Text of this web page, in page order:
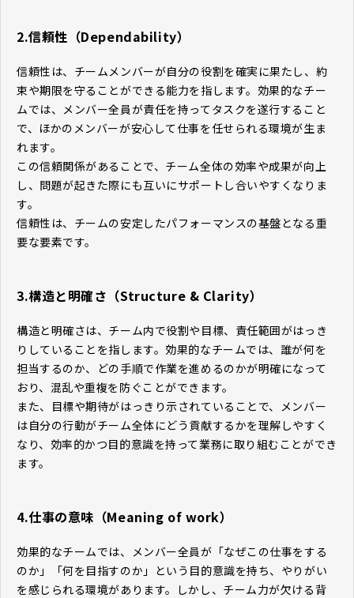
2.信頼性（Dependability）
信頼性は、チームメンバーが自分の役割を確実に果たし、約
束や期限を守ることができる能力を指します。効果的なチー
ムでは、メンバー全員が責任を持ってタスクを遂行すること
で、ほかのメンバーが安心して仕事を任せられる環境が生ま
れます。
この信頼関係があることで、チーム全体の効率や成果が向上
し、問題が起きた際にも互いにサポートし合いやすくなりま
す。
信頼性は、チームの安定したパフォーマンスの基盤となる重
要な要素です。
3.構造と明確さ（Structure & Clarity）
構造と明確さは、チーム内で役割や目標、責任範囲がはっき
りしていることを指します。効果的なチームでは、誰が何を
担当するのか、どの手順で作業を進めるのかが明確になって
おり、混乱や重複を防ぐことができます。
また、目標や期待がはっきり示されていることで、メンバー
は自分の行動がチーム全体にどう貢献するかを理解しやすく
なり、効率的かつ目的意識を持って業務に取り組むことができ
ます。
4.仕事の意味（Meaning of work）
効果的なチームでは、メンバー全員が「なぜこの仕事をする
のか」「何を目指すのか」という目的意識を持ち、やりがい
を感じられる環境があります。しかし、チーム力が欠ける背